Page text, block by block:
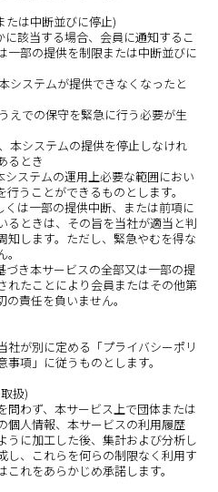
たは中断並びに停止)
該当する場合、会員に通知するこ
一部の提供を制限または中断並びに
システムが提供できなくなったと
えでの保守を緊急に行う必要が生
本システムの提供を停止しなけれ
るとき
ステムの運用上必要な範囲におい
うことができるものとします。
は一部の提供中断、または前項に
るときは、その旨を当社が適当と判
知します。ただし、緊急やむを得な
づき本サービスの全部又は一部の提
れたことにより会員またはその他第
責任を負いません。
社が別に定める「プライバシーポリ
項」に従うものとします。
扱)
問わず、本サービス上で団体または
個人情報、本サービスの利用履歴
うに加工した後、集計および分析し
し、これらを何らの制限なく利用す
れをあらかじめ承諾します。